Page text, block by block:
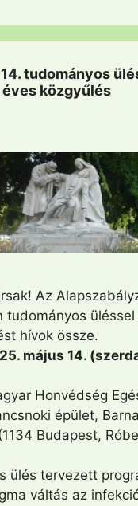
tudományos
közgyűlés
Az
tudományos
hívok össze.
május 14.
Honvédség
épület, Barna
Budapest,
ülés tervezett
váltás az